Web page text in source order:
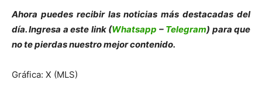
Ahora puedes recibir las noticias más destacadas del
día. Ingresa a este link (Whatsapp – Telegram) para que
no te pierdas nuestro mejor contenido.
Gráfica: X (MLS)